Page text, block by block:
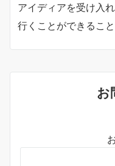
アイディアを受け入
行くことができるこ
お